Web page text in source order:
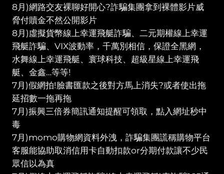
8月)網路交友裸聊好開心?詐騙集團拿到裸體影片威
脅付贖金不然公開影片
8月)虛擬貨幣線上幸運飛艇詐騙、二元期權線上幸運
飛艇詐騙、VIX波動率，千萬別相信，保證全黑網，
水舞線上幸運飛艇、寰球科技、超級星線上幸運飛
艇、金鑫…等等!
7月)假網拍!臉書匯款之後對方馬上消失?或者使出拖
延招數一拖再拖
7月)振興三倍券簡訊通知提醒可領取，點入網址秒中
毒
7月)momo購物網資料外洩，詐騙集團謊稱購物平台
客服能協助取消信用卡自動扣款or分期付款讓不少民
眾信以為真